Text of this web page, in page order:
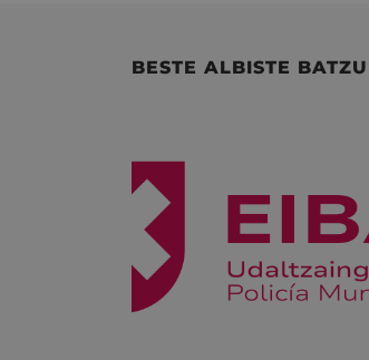
BESTE ALBISTE